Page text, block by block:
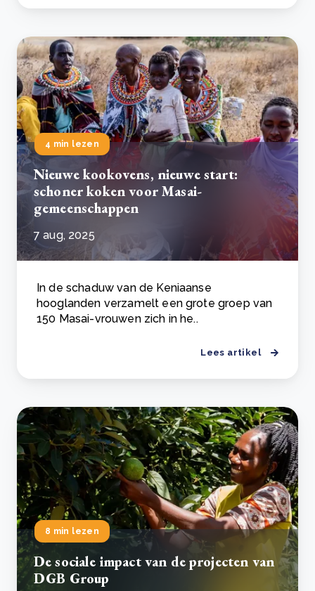
4 min lezen
Nieuwe kookovens, nieuwe start:
schoner koken voor Masai-
gemeenschappen
7 aug, 2025
In de schaduw van de Keniaanse
hooglanden verzamelt een grote groep van
150 Masai-vrouwen zich in he..
Lees artikel
8 min lezen
De sociale impact van de projecten van
DGB Group